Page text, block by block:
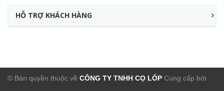
HỖ TRỢ KHÁCH HÀNG
© Bản quyền thuộc về CÔNG TY TNHH CỌ LỐP Cung cấp bởi